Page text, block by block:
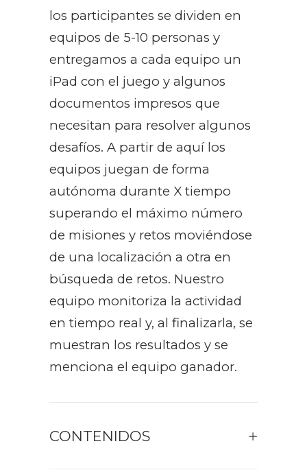
los participantes se dividen en
equipos de 5-10 personas y
entregamos a cada equipo un
iPad con el juego y algunos
documentos impresos que
necesitan para resolver algunos
desafíos. A partir de aquí los
equipos juegan de forma
autónoma durante X tiempo
superando el máximo número
de misiones y retos moviéndose
de una localización a otra en
búsqueda de retos. Nuestro
equipo monitoriza la actividad
en tiempo real y, al finalizarla, se
muestran los resultados y se
menciona el equipo ganador.
CONTENIDOS